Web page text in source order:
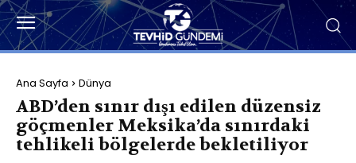
Ana Sayfa Dünya
ABD’den sınır dışı edilen düzensiz
göçmenler Meksika’da sınırdaki
tehlikeli bölgelerde bekletiliyor